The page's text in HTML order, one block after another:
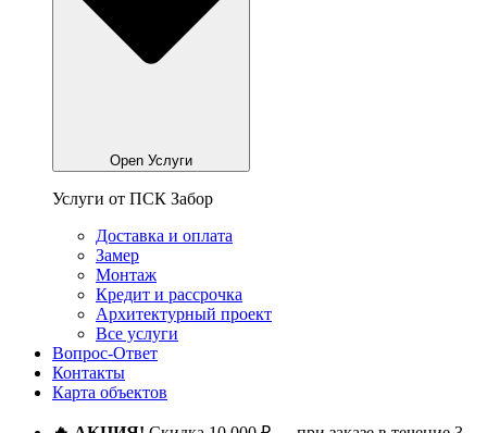
Open Услуги
Услуги от ПСК Забор
Доставка и оплата
Замер
Монтаж
Кредит и рассрочка
Архитектурный проект
Все услуги
Вопрос-Ответ
Контакты
Карта объектов